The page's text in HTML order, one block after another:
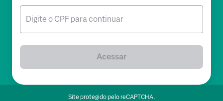
Digite o CPF para continuar
Acessar
Site protegido pelo reCAPTCHA.